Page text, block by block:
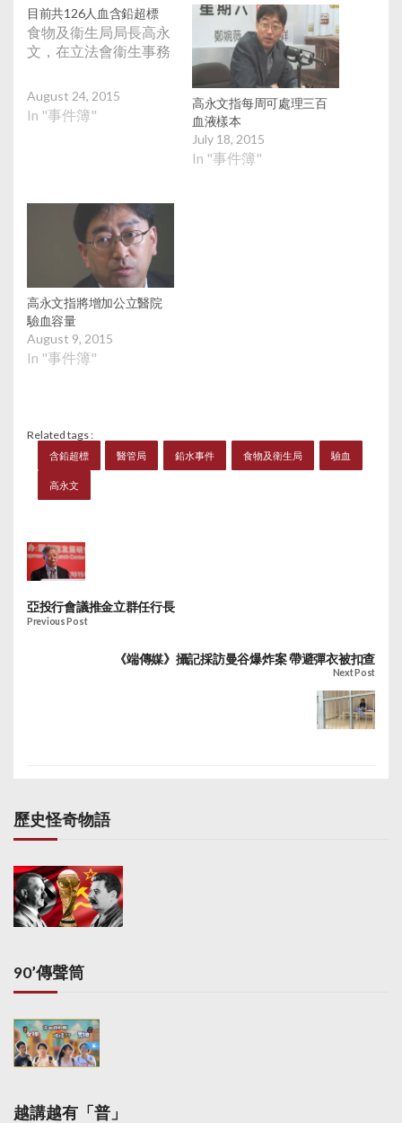
目前共126人血含鉛超標
食物及衞生局局長高永
文，在立法會衞生事務
August 24, 2015
In "事件簿"
高永文指每周可處理三百
血液樣本
July 18, 2015
In "事件簿"
高永文指將增加公立醫院
驗血容量
August 9, 2015
In "事件簿"
Related tags :
含鉛超標 醫管局 鉛水事件 食物及衛生局 驗血
高永文
亞投行會議推金立群任行長
Previous Post
《端傳媒》攝記採訪曼谷爆炸案 帶避彈衣被扣查
Next Post
歷史怪奇物語
90’傳聲筒
越講越有「普」